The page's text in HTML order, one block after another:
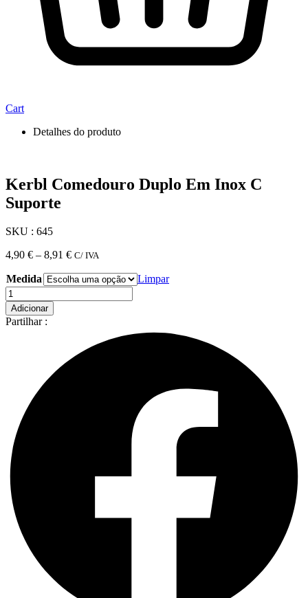
Cart
Detalhes do produto
Kerbl Comedouro Duplo Em Inox C
Suporte
SKU : 645
4,90 € – 8,91 €Price
4,90 €
through
8,91 €
C/ IVA
Medida
Limpar
Quantidade
de
Kerbl
Comedouro
Suporte
Adicionar
Partilhar :